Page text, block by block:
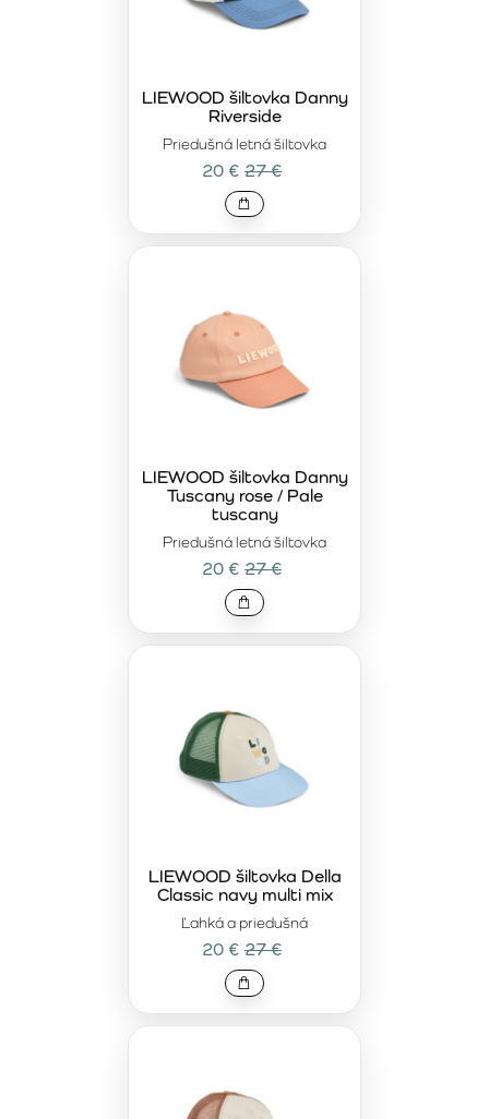
Priedušná letná šiltovka
LIEWOOD šiltovka Danny
Riverside
20 € 27 €
Priedušná letná šiltovka
LIEWOOD šiltovka Danny
Tuscany rose / Pale
tuscany
20 € 27 €
Ľahká a priedušná
LIEWOOD šiltovka Della
Classic navy multi mix
20 € 27 €